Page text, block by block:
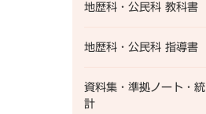
地歴科・公民科 教科書
地図帳
地理探究
地歴科・公民科 指導書
地図帳
資料集・準拠ノート・統
計